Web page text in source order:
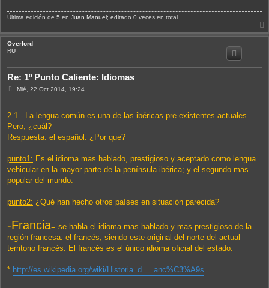
Última edición de 5 en Juan Manuel; editado 0 veces en total
r
Overlord
RU
Re: 1º Punto Caliente: Idiomas
M
a
j
Mié, 22 Oct 2014, 19:24
2.1.- La lengua común es una de las ibéricas pre-existentes actuales.
Pero, ¿cuál?
Respuesta: el español. ¿Por que?
punto1: Es el idioma mas hablado, prestigioso y aceptado como lengua
vehicular en la mayor parte de la península ibérica; y el segundo mas
popular del mundo.
punto2: ¿Qué han hecho otros países en situación parecida?
-Francia= se habla el idioma mas hablado y mas prestigioso de la
región francesa: el francés, siendo este original del norte del actual
territorio francés. El francés es el único idioma oficial del estado.
* http://es.wikipedia.org/wiki/Historia_d ... anc%C3%A9s